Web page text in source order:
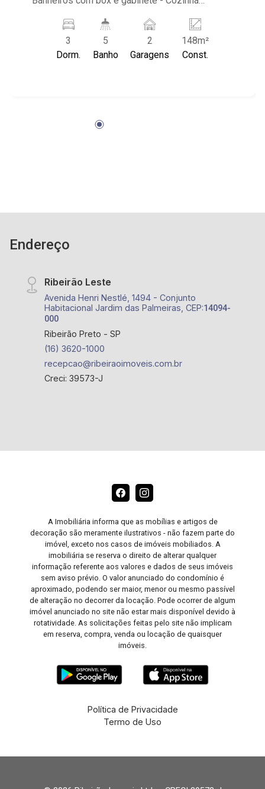
serviço com banheiro e armários - Varanda
gourmet com churrasqueira - 2 vagas na
garagem - Condomínio: Portaria 24hrs, Piscina,
3
Dorm.
5
Banho
2
Garagens
148m²
Const.
Endereço
Ribeirão Leste
Avenida Henri Nestlé, 1494 - Conjunto
Habitacional Jardim das Palmeiras, CEP:14094-
000
Ribeirão Preto - SP
(16) 3620-1000
recepcao@ribeiraoimoveis.com.br
Creci: 39573-J
A Imobiliária informa que as mobílias e artigos de
decoração são meramente ilustrativos - não fazem parte do
imóvel, exceto nos casos de imóveis mobiliados. A
imobiliária se reserva o direito de alterar qualquer
informação referente aos valores e dados de seus imóveis
sem aviso prévio. O valor anunciado do condomínio é
aproximado, podendo ser maior, menor ou mesmo passível
de alteração no decorrer da locação. Pode ocorrer de algum
imóvel anunciado no site não estar mais disponível devido à
rotatividade. As solicitações feitas pelo site não implicam
em reserva, compra, venda ou locação de quaisquer
imóveis.
Política de Privacidade
Termo de Uso